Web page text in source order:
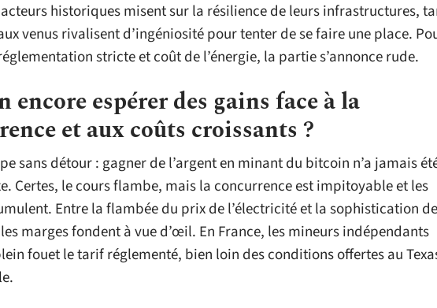
historiques misent sur la résilience de leurs infrastructures,
venus rivalisent d’ingéniosité pour tenter de se faire une place.
stricte et coût de l’énergie, la partie s’annonce rude.
encore espérer des gains face à la
et aux coûts croissants ?
sans détour : gagner de l’argent en minant du bitcoin n’a jamais
Certes, le cours flambe, mais la concurrence est impitoyable et les
Entre la flambée du prix de l’électricité et la sophistication
marges fondent à vue d’œil. En France, les mineurs indépendants
fouet le tarif réglementé, bien loin des conditions offertes au